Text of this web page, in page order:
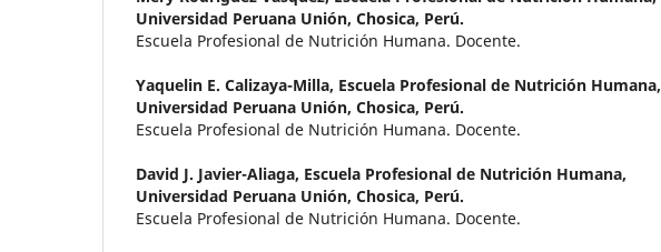
Universidad Peruana Unión, Chosica, Perú.
Escuela Profesional de Nutrición Humana. Docente.
Yaquelin E. Calizaya-Milla, Escuela Profesional de Nutrición Humana,
Universidad Peruana Unión, Chosica, Perú.
Escuela Profesional de Nutrición Humana. Docente.
David J. Javier-Aliaga, Escuela Profesional de Nutrición Humana,
Universidad Peruana Unión, Chosica, Perú.
Escuela Profesional de Nutrición Humana. Docente.